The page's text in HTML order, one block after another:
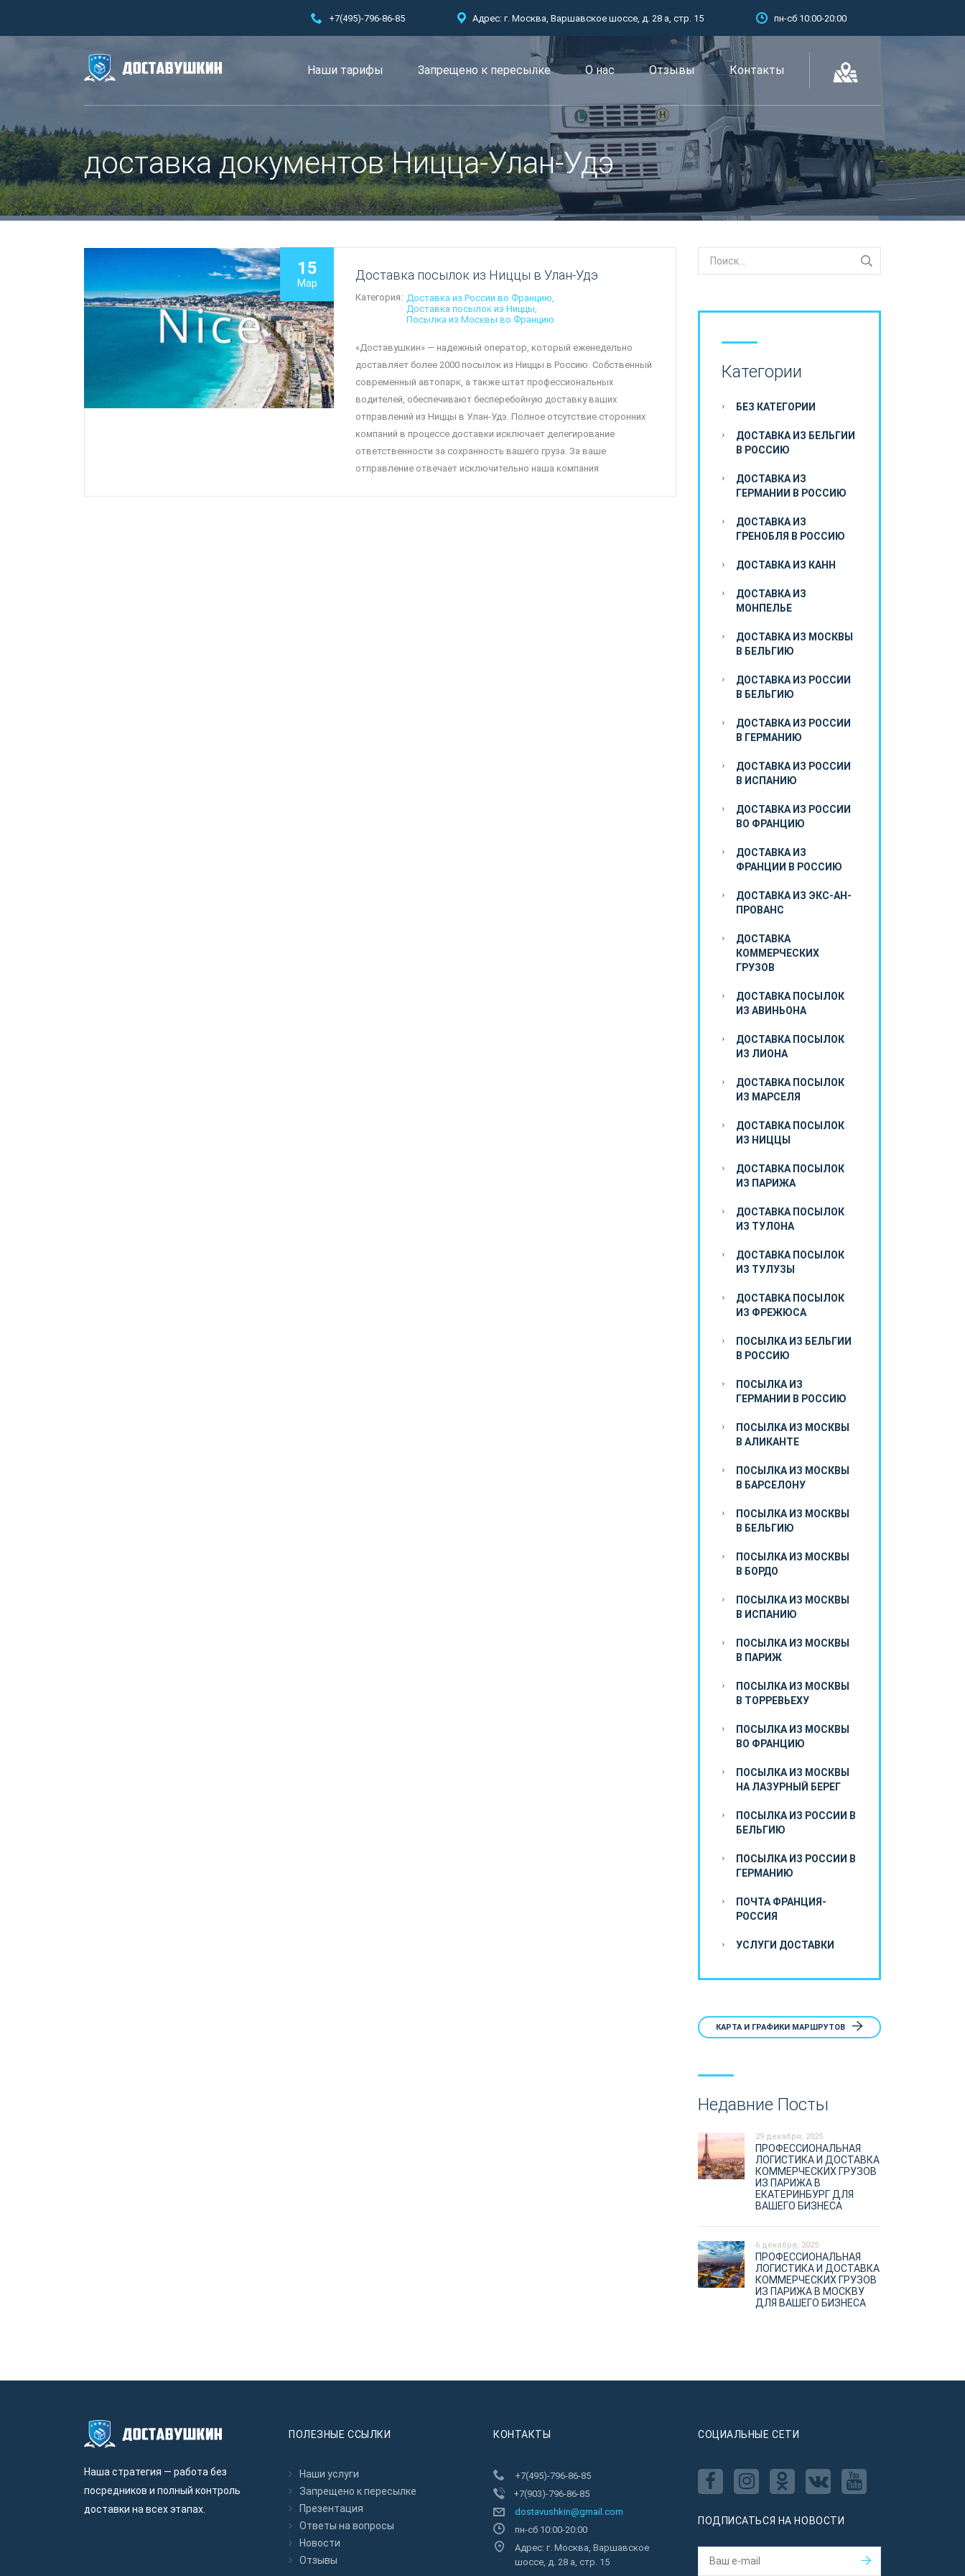
+7(495)-796-86-85 Адрес: г. Москва, Варшавское шоссе, д. 28 а, стр. 15 пн-сб 10:00-20:00
Наши тарифы Запрещено к пересылкe О нас Отзывы Контакты
доставка документов Ницца-Улан-Удэ
15
Мар
Доставка посылок из Ниццы в Улан-Удэ
Категория: Доставка из России во Францию
Доставка посылок из Ниццы
Посылка из Москвы во Францию
«Доставушкин» — надежный оператор, который еженедельно
доставляет более 2000 посылок из Ниццы в Россию. Собственный
современный автопарк, а также штат профессиональных
водителей, обеспечивают бесперебойную доставку ваших
отправлений из Ниццы в Улан-Удэ. Полное отсутствие сторонних
компаний в процессе доставки исключает делегирование
ответственности за сохранность вашего груза. За ваше
отправление отвечает исключительно наша компания
Категории
БЕЗ КАТЕГОРИИ
ДОСТАВКА ИЗ БЕЛЬГИИ
В РОССИЮ
ДОСТАВКА ИЗ
ГЕРМАНИИ В РОССИЮ
ДОСТАВКА ИЗ
ГРЕНОБЛЯ В РОССИЮ
ДОСТАВКА ИЗ КАНН
ДОСТАВКА ИЗ
МОНПЕЛЬЕ
ДОСТАВКА ИЗ МОСКВЫ
В БЕЛЬГИЮ
ДОСТАВКА ИЗ РОССИИ
В БЕЛЬГИЮ
ДОСТАВКА ИЗ РОССИИ
В ГЕРМАНИЮ
ДОСТАВКА ИЗ РОССИИ
В ИСПАНИЮ
ДОСТАВКА ИЗ РОССИИ
ВО ФРАНЦИЮ
ДОСТАВКА ИЗ
ФРАНЦИИ В РОССИЮ
ДОСТАВКА ИЗ ЭКС-АН-
ПРОВАНС
ДОСТАВКА
КОММЕРЧЕСКИХ
ГРУЗОВ
ДОСТАВКА ПОСЫЛОК
ИЗ АВИНЬОНА
ДОСТАВКА ПОСЫЛОК
ИЗ ЛИОНА
ДОСТАВКА ПОСЫЛОК
ИЗ МАРСЕЛЯ
ДОСТАВКА ПОСЫЛОК
ИЗ НИЦЦЫ
ДОСТАВКА ПОСЫЛОК
ИЗ ПАРИЖА
ДОСТАВКА ПОСЫЛОК
ИЗ ТУЛОНА
ДОСТАВКА ПОСЫЛОК
ИЗ ТУЛУЗЫ
ДОСТАВКА ПОСЫЛОК
ИЗ ФРЕЖЮСА
ПОСЫЛКА ИЗ БЕЛЬГИИ
В РОССИЮ
ПОСЫЛКА ИЗ
ГЕРМАНИИ В РОССИЮ
ПОСЫЛКА ИЗ МОСКВЫ
В АЛИКАНТЕ
ПОСЫЛКА ИЗ МОСКВЫ
В БАРСЕЛОНУ
ПОСЫЛКА ИЗ МОСКВЫ
В БЕЛЬГИЮ
ПОСЫЛКА ИЗ МОСКВЫ
В БОРДО
ПОСЫЛКА ИЗ МОСКВЫ
В ИСПАНИЮ
ПОСЫЛКА ИЗ МОСКВЫ
В ПАРИЖ
ПОСЫЛКА ИЗ МОСКВЫ
В ТОРРЕВЬЕХУ
ПОСЫЛКА ИЗ МОСКВЫ
ВО ФРАНЦИЮ
ПОСЫЛКА ИЗ МОСКВЫ
НА ЛАЗУРНЫЙ БЕРЕГ
ПОСЫЛКА ИЗ РОССИИ В
БЕЛЬГИЮ
ПОСЫЛКА ИЗ РОССИИ В
ГЕРМАНИЮ
ПОЧТА ФРАНЦИЯ-
РОССИЯ
УСЛУГИ ДОСТАВКИ
КАРТА И ГРАФИКИ МАРШРУТОВ
Недавние Посты
29 декабря, 2025
ПРОФЕССИОНАЛЬНАЯ
ЛОГИСТИКА И ДОСТАВКА
КОММЕРЧЕСКИХ ГРУЗОВ
ИЗ ПАРИЖА В
ЕКАТЕРИНБУРГ ДЛЯ
ВАШЕГО БИЗНЕСА
6 декабря, 2025
ПРОФЕССИОНАЛЬНАЯ
ЛОГИСТИКА И ДОСТАВКА
КОММЕРЧЕСКИХ ГРУЗОВ
ИЗ ПАРИЖА В МОСКВУ
ДЛЯ ВАШЕГО БИЗНЕСА
Наша стратегия — работа без
посредников и полный контроль
доставки на всех этапах.
ПОЛЕЗНЫЕ ССЫЛКИ
Наши услуги
Запрещено к пересылкe
Презентация
Ответы на вопросы
Новости
Отзывы
КОНТАКТЫ
+7(495)-796-86-85
+7(903)-796-86-85
dostavushkin@gmail.com
пн-сб 10:00-20:00
Адрес: г. Москва, Варшавское
шоссе, д. 28 а, стр. 15
CОЦИАЛЬНЫЕ СЕТИ
ПОДПИСАТЬСЯ НА НОВОСТИ